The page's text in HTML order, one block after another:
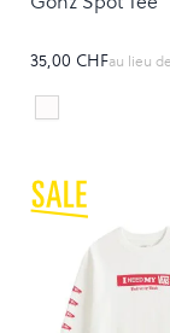
35,00 CHFau lieu de
Colour
CWHITE